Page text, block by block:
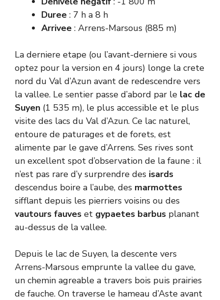
Duree : 7 h a 8 h
Arrivee : Arrens-Marsous (885 m)
La derniere etape (ou l’avant-derniere si vous
optez pour la version en 4 jours) longe la crete
nord du Val d’Azun avant de redescendre vers
la vallee. Le sentier passe d’abord par le lac de
Suyen (1 535 m), le plus accessible et le plus
visite des lacs du Val d’Azun. Ce lac naturel,
entoure de paturages et de forets, est
alimente par le gave d’Arrens. Ses rives sont
un excellent spot d’observation de la faune : il
n’est pas rare d’y surprendre des isards
descendus boire a l’aube, des marmottes
sifflant depuis les pierriers voisins ou des
vautours fauves et gypaetes barbus planant
au-dessus de la vallee.
Depuis le lac de Suyen, la descente vers
Arrens-Marsous emprunte la vallee du gave,
un chemin agreable a travers bois puis prairies
de fauche. On traverse le hameau d’Aste avant